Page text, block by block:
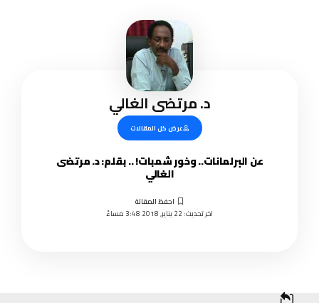
د. مرتضى الغالي
عرض كل المقالات
عن البرلمانات.. وخور شمبات! .. بقلم: د. مرتضى
الغالي
اخر تحديث: 22 يناير, 2018 3:48 مساءً